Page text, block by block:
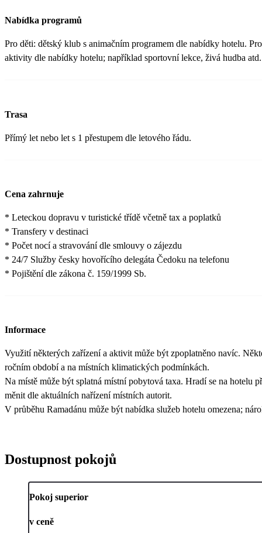
Nabídka programů
Pro děti: dětský klub s animačním programem dle nabídky hotelu.
aktivity dle nabídky hotelu; například sportovní lekce, živá hudba atd.
Trasa
Přímý let nebo let s 1 přestupem dle letového řádu.
Cena zahrnuje
* Leteckou dopravu v turistické třídě včetně tax a poplatků
* Transfery v destinaci
* Počet nocí a stravování dle smlouvy o zájezdu
* 24/7 Služby česky hovořícího delegáta Čedoku na telefonu
* Pojištění dle zákona č. 159/1999 Sb.
Informace
Využití některých zařízení a aktivit může být zpoplatněno navíc.
ročním období a na místních klimatických podmínkách.
Na místě může být splatná místní pobytová taxa. Hradí se na hotelu
měnit dle aktuálních nařízení místních autorit.
V průběhu Ramadánu může být nabídka služeb hotelu omezena;
Dostupnost pokojů
Pokoj superior
v ceně